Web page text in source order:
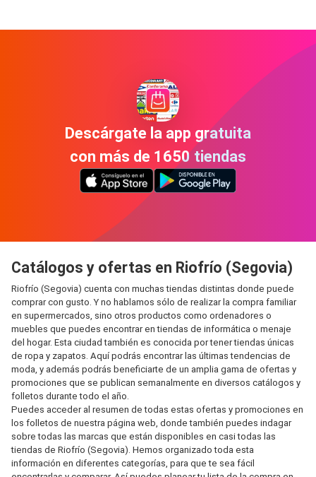
Descárgate la app gratuita
con más de 1650 tiendas
Catálogos y ofertas en Riofrío (Segovia)
Riofrío (Segovia) cuenta con muchas tiendas distintas donde puede
comprar con gusto. Y no hablamos sólo de realizar la compra familiar
en supermercados, sino otros productos como ordenadores o
muebles que puedes encontrar en tiendas de informática o menaje
del hogar. Esta ciudad también es conocida por tener tiendas únicas
de ropa y zapatos. Aquí podrás encontrar las últimas tendencias de
moda, y además podrás beneficiarte de un amplia gama de ofertas y
promociones que se publican semanalmente en diversos catálogos y
folletos durante todo el año.
Puedes acceder al resumen de todas estas ofertas y promociones en
los folletos de nuestra página web, donde también puedes indagar
sobre todas las marcas que están disponibles en casi todas las
tiendas de Riofrío (Segovia). Hemos organizado toda esta
información en diferentes categorías, para que te sea fácil